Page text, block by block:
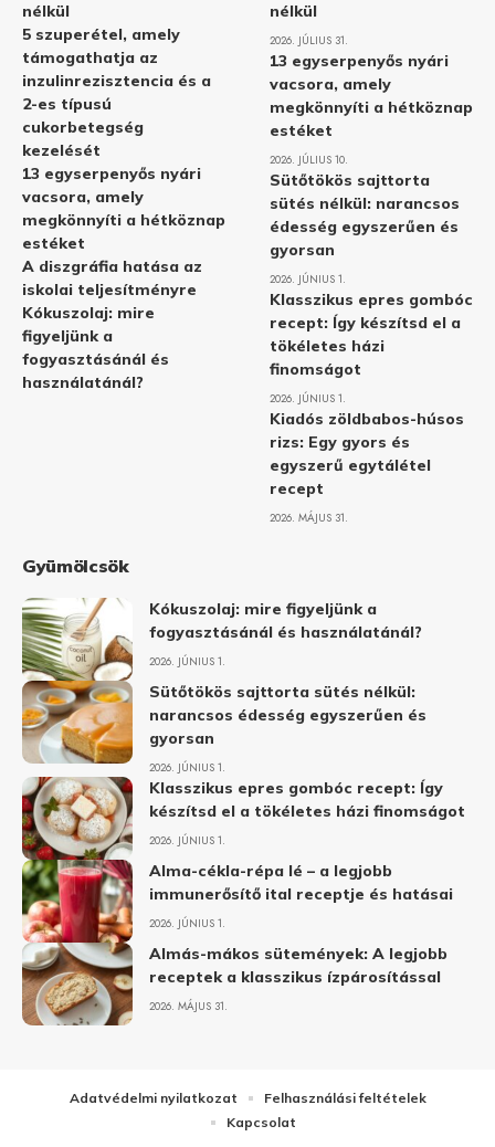
nélkül
5 szuperétel, amely
támogathatja az
inzulinrezisztencia és a
2-es típusú
cukorbetegség
kezelését
13 egyserpenyős nyári
vacsora, amely
megkönnyíti a hétköznap
estéket
A diszgráfia hatása az
iskolai teljesítményre
Kókuszolaj: mire
figyeljünk a
fogyasztásánál és
használatánál?
nélkül
2026. JÚLIUS 31.
13 egyserpenyős nyári
vacsora, amely
megkönnyíti a hétköznap
estéket
2026. JÚLIUS 10.
Sütőtökös sajttorta
sütés nélkül: narancsos
édesség egyszerűen és
gyorsan
2026. JÚNIUS 1.
Klasszikus epres gombóc
recept: Így készítsd el a
tökéletes házi
finomságot
2026. JÚNIUS 1.
Kiadós zöldbabos-húsos
rizs: Egy gyors és
egyszerű egytálétel
recept
2026. MÁJUS 31.
Gyümölcsök
Kókuszolaj: mire figyeljünk a
fogyasztásánál és használatánál?
2026. JÚNIUS 1.
Sütőtökös sajttorta sütés nélkül:
narancsos édesség egyszerűen és
gyorsan
2026. JÚNIUS 1.
Klasszikus epres gombóc recept: Így
készítsd el a tökéletes házi finomságot
2026. JÚNIUS 1.
Alma-cékla-répa lé – a legjobb
immunerősítő ital receptje és hatásai
2026. JÚNIUS 1.
Almás-mákos sütemények: A legjobb
receptek a klasszikus ízpárosítással
2026. MÁJUS 31.
Adatvédelmi nyilatkozat
Felhasználási feltételek
Kapcsolat